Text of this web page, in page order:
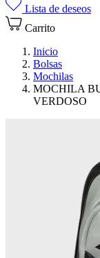
Lista de deseos
Carrito
Inicio
Bolsas
Mochilas
MOCHILA
VERDOSO